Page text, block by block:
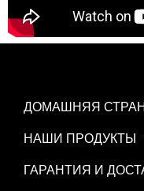
ДОМАШНЯЯ
НАШИ ПРОДУКТЫ
ГАРАНТИЯ И